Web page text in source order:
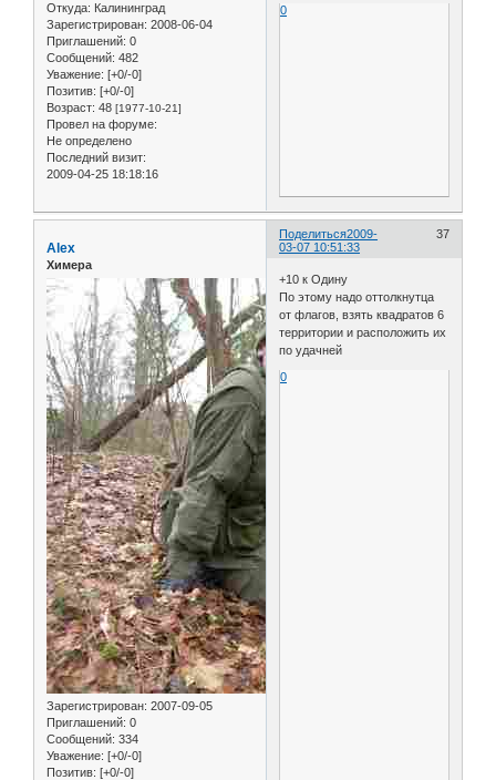
Откуда: Калининград
Зарегистрирован: 2008-06-04
Приглашений: 0
Сообщений: 482
Уважение: [+0/-0]
Позитив: [+0/-0]
Возраст: 48 [1977-10-21]
Провел на форуме:
Не определено
Последний визит:
2009-04-25 18:18:16
0
Поделиться 37
2009-
03-07 10:51:33
Alex
Химера
Зарегистрирован: 2007-09-05
Приглашений: 0
Сообщений: 334
Уважение: [+0/-0]
Позитив: [+0/-0]
+10 к Одину
По этому надо оттолкнутца
от флагов, взять квадратов 6
территории и расположить их
по удачней
0